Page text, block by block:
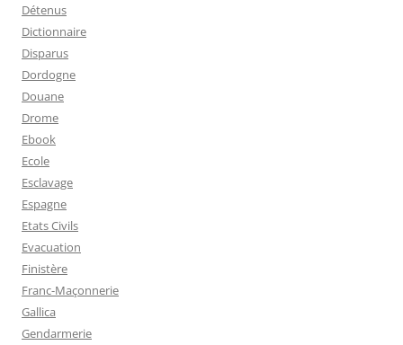
Détenus
Dictionnaire
Disparus
Dordogne
Douane
Drome
Ebook
Ecole
Esclavage
Espagne
Etats Civils
Evacuation
Finistère
Franc-Maçonnerie
Gallica
Gendarmerie